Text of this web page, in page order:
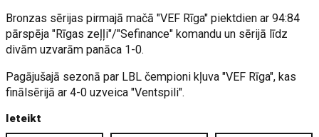
Bronzas sērijas pirmajā mačā "VEF Rīga" piektdien ar 94:84
pārspēja "Rīgas zeļļi"/"Sefinance" komandu un sērijā līdz
divām uzvarām panāca 1-0.
Pagājušajā sezonā par LBL čempioni kļuva "VEF Rīga", kas
finālsērijā ar 4-0 uzveica "Ventspili".
Ieteikt